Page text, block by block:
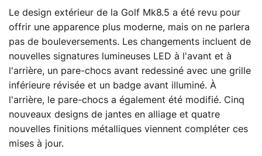
Le design extérieur de la Golf Mk8.5 a été revu pour
offrir une apparence plus moderne, mais on ne parlera
pas de bouleversements. Les changements incluent de
nouvelles signatures lumineuses LED à l'avant et à
l'arrière, un pare-chocs avant redessiné avec une grille
inférieure révisée et un badge avant illuminé. À
l'arrière, le pare-chocs a également été modifié. Cinq
nouveaux designs de jantes en alliage et quatre
nouvelles finitions métalliques viennent compléter ces
mises à jour.